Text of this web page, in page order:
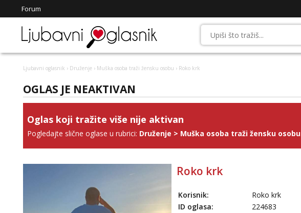
Forum
Ljubavni oglasnik › Druženje › Muška osoba traži žensku osobu › Roko krk
OGLAS JE NEAKTIVAN
Oglas koji tražite više nije aktivan
Pogledajte slične oglase u rubrici: Druženje > Muška osoba traži žensku osobu
Roko krk
Korisnik:
Roko krk
ID oglasa:
224683